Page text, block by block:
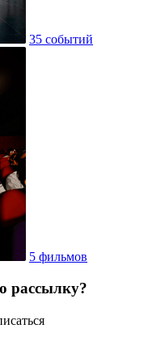
35 событий
5 фильмов
рассылку?